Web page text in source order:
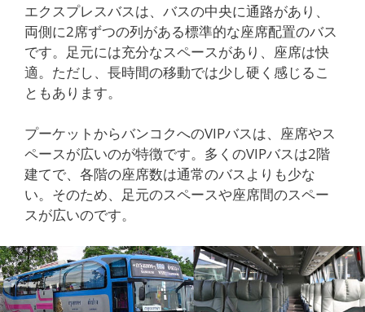
エクスプレスバスは、バスの中央に通路があり、
両側に2席ずつの列がある標準的な座席配置のバス
です。足元には充分なスペースがあり、座席は快
適。ただし、長時間の移動では少し硬く感じるこ
ともあります。
プーケットからバンコクへのVIPバスは、座席やス
ペースが広いのが特徴です。多くのVIPバスは2階
建てで、各階の座席数は通常のバスよりも少な
い。そのため、足元のスペースや座席間のスペー
スが広いのです。